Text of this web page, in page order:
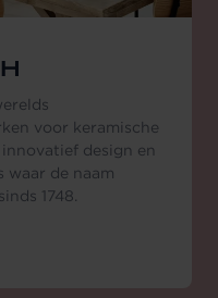
voor keramische
design en
de naam
1748.